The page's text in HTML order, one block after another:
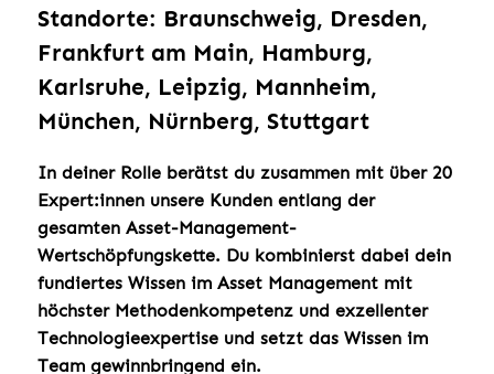
Standorte: Braunschweig, Dresden,
Frankfurt am Main, Hamburg,
Karlsruhe, Leipzig, Mannheim,
München, Nürnberg, Stuttgart
In deiner Rolle berätst du zusammen mit über 20
Expert:innen unsere Kunden entlang der
gesamten Asset-Management-
Wertschöpfungskette. Du kombinierst dabei dein
fundiertes Wissen im Asset Management mit
höchster Methodenkompetenz und exzellenter
Technologieexpertise und setzt das Wissen im
Team gewinnbringend ein.